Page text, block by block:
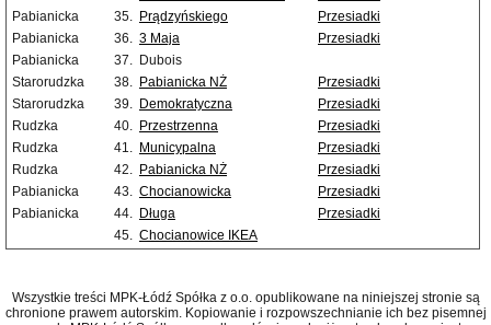
Pabianicka
35. Prądzyńskiego
Przesiadki
Pabianicka
36. 3 Maja
Przesiadki
Pabianicka
37. Dubois
Starorudzka
38. Pabianicka NŻ
Przesiadki
Starorudzka
39. Demokratyczna
Przesiadki
Rudzka
40. Przestrzenna
Przesiadki
Rudzka
41. Municypalna
Przesiadki
Rudzka
42. Pabianicka NŻ
Przesiadki
Pabianicka
43. Chocianowicka
Przesiadki
Pabianicka
44. Długa
Przesiadki
45. Chocianowice IKEA
Wszystkie treści MPK-Łódź Spółka z o.o. opublikowane na niniejszej stronie są
chronione prawem autorskim. Kopiowanie i rozpowszechnianie ich bez pisemnej